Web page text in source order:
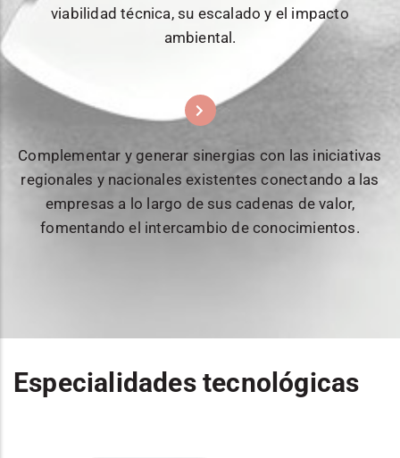
viabilidad técnica, su escalado y el impacto
ambiental.
Complementar y generar sinergias con las iniciativas
regionales y nacionales existentes conectando a las
empresas a lo largo de sus cadenas de valor,
fomentando el intercambio de conocimientos.
Especialidades tecnológicas